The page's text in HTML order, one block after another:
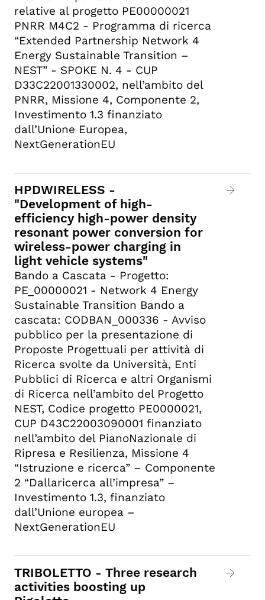
relative al progetto PE00000021
PNRR M4C2 - Programma di ricerca
“Extended Partnership Network 4
Energy Sustainable Transition –
NEST” - SPOKE N. 4 - CUP
D33C22001330002, nell’ambito del
PNRR, Missione 4, Componente 2,
Investimento 1.3 finanziato
dall’Unione Europea,
NextGenerationEU
HPDWIRELESS -
"Development of high-
efficiency high-power density
resonant power conversion for
wireless-power charging in
light vehicle systems"
Bando a Cascata - Progetto:
PE_00000021 - Network 4 Energy
Sustainable Transition Bando a
cascata: CODBAN_000336 - Avviso
pubblico per la presentazione di
Proposte Progettuali per attività di
Ricerca svolte da Università, Enti
Pubblici di Ricerca e altri Organismi
di Ricerca nell’ambito del Progetto
NEST, Codice progetto PE0000021,
CUP D43C22003090001 finanziato
nell’ambito del PianoNazionale di
Ripresa e Resilienza, Missione 4
“Istruzione e ricerca” – Componente
2 “Dallaricerca all’impresa” –
Investimento 1.3, finanziato
dall’Unione europea –
NextGenerationEU
TRIBOLETTO - Three research
activities boosting up